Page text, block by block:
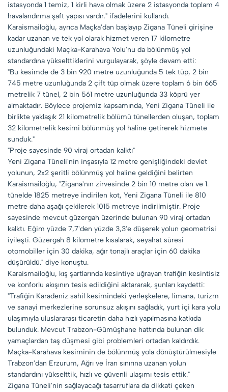
istasyonda 1 temiz, 1 kirli hava olmak üzere 2 istasyonda toplam 4
havalandırma şaft yapısı vardır." ifadelerini kullandı.
Karaismailoğlu, ayrıca Maçka'dan başlayıp Zigana Tüneli girişine
kadar uzanan ve tek yol olarak hizmet veren 17 kilometre
uzunluğundaki Maçka-Karahava Yolu'nu da bölünmüş yol
standardına yükselttiklerini vurgulayarak, şöyle devam etti:
"Bu kesimde de 3 bin 920 metre uzunluğunda 5 tek tüp, 2 bin
745 metre uzunluğunda 2 çift tüp olmak üzere toplam 6 bin 665
metrelik 7 tünel, 2 bin 561 metre uzunluğunda 33 köprü yer
almaktadır. Böylece projemiz kapsamında, Yeni Zigana Tüneli ile
birlikte yaklaşık 21 kilometrelik bölümü tünellerden oluşan, toplam
32 kilometrelik kesimi bölünmüş yol haline getirerek hizmete
sunduk."
"Proje sayesinde 90 viraj ortadan kalktı"
Yeni Zigana Tüneli'nin inşasıyla 12 metre genişliğindeki devlet
yolunun, 2x2 şeritli bölünmüş yol haline geldiğini belirten
Karaismailoğlu, "Zigana'nın zirvesinde 2 bin 10 metre olan ve 1.
tünelde 1825 metreye indirilen kot, Yeni Zigana Tüneli ile 810
metre daha aşağı çekilerek 1015 metreye indirilmiştir. Proje
sayesinde mevcut güzergah üzerinde bulunan 90 viraj ortadan
kalktı. Eğim yüzde 7,7'den yüzde 3,3'e düşerek yolun geometrisi
iyileşti. Güzergah 8 kilometre kısalarak, seyahat süresi
otomobiller için 30 dakika, ağır tonajlı araçlar için 60 dakika
düşürüldü." diye konuştu.
Karaismailoğlu, kış şartlarında kesintiye uğrayan trafiğin kesintisiz
ve konforlu akışının tesis edildiğini aktararak, şunları kaydetti:
"Trafiğin Karadeniz sahil kesimindeki yerleşkelere, limana, turizm
ve sanayi merkezlerine sorunsuz akışını sağladık, yurt içi kara yolu
ulaşımıyla uluslararası ticaretin daha hızlı yapılmasına katkıda
bulunduk. Mevcut Trabzon-Gümüşhane hattında bulunan dik
yamaçlardan taş düşmesi gibi problemleri ortadan kaldırdık.
Maçka-Karahava kesiminin de bölünmüş yola dönüştürülmesiyle
Trabzon'dan Erzurum, Ağrı ve İran sınırına uzanan yolun
standardını yükselttik, hızlı ve güvenli ulaşımı tesis ettik."
Zigana Tüneli'nin sağlayacağı tasarruflara da dikkati çeken